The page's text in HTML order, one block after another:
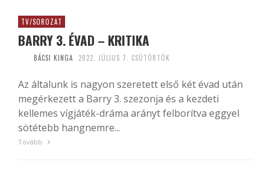
TV/SOROZAT
BARRY 3. ÉVAD – KRITIKA
BÁCSI KINGA 2022. JÚLIUS 7. CSÜTÖRTÖK
Az általunk is nagyon szeretett első két évad után
megérkezett a Barry 3. szezonja és a kezdeti
kellemes vígjáték-dráma arányt felborítva eggyel
sötétebb hangnemre...
Tovább